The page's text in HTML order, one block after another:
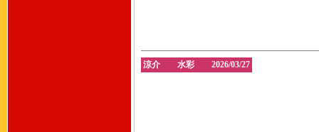
涼介 水彩 2026/03/27